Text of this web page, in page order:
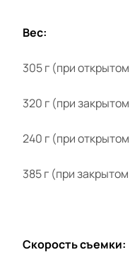
Вес:
305 г (при
320 г (при
240 г (при
385 г (при
Скорость съемки: